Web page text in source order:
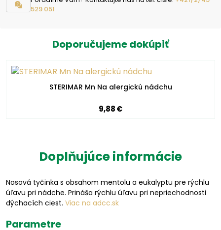
529 051
Doporučujeme dokúpiť
STERIMAR Mn Na alergickú nádchu
9,88 €
Doplňujúce informácie
Nosová tyčinka s obsahom mentolu a eukalyptu pre rýchlu
úľavu pri nádche. Prináša rýchlu úľavu pri nepriechodnosti
dýchacích ciest. Viac na adcc.sk
Parametre